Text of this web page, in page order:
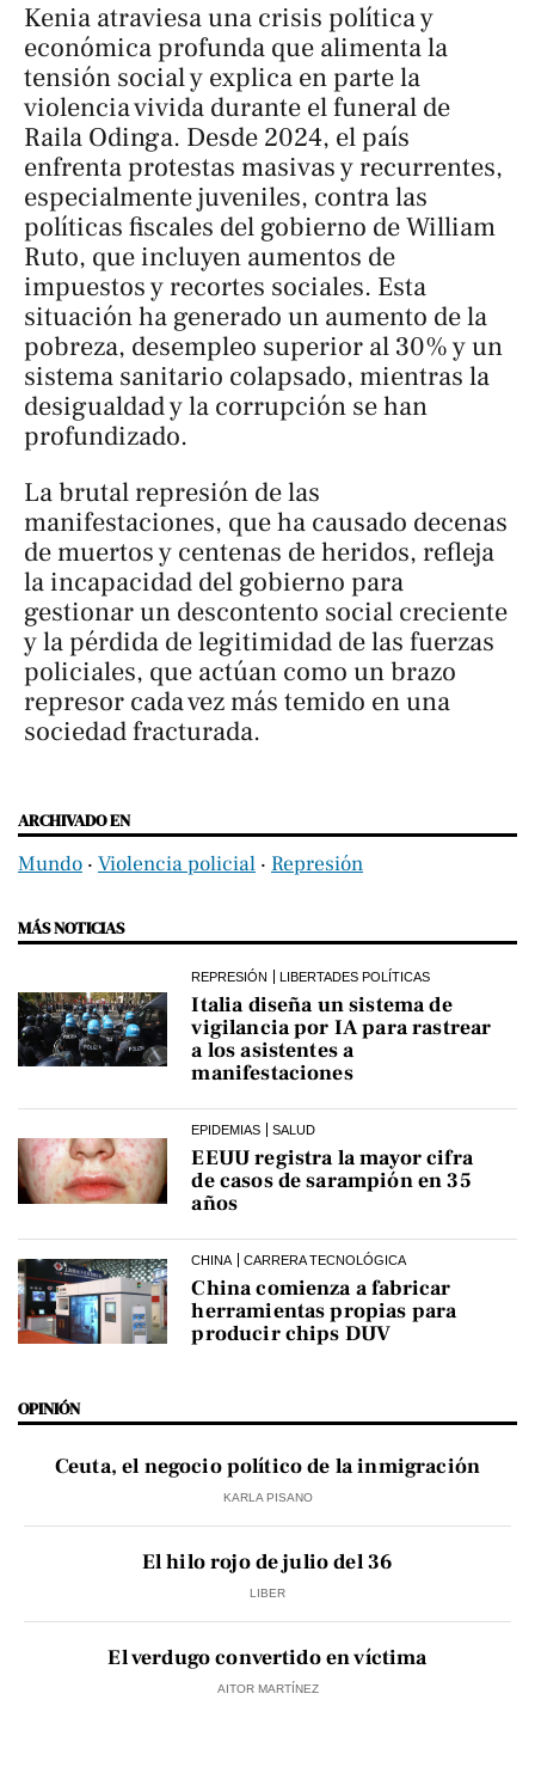
Kenia atraviesa una crisis política y
económica profunda que alimenta la
tensión social y explica en parte la
violencia vivida durante el funeral de
Raila Odinga. Desde 2024, el país
enfrenta protestas masivas y recurrentes,
especialmente juveniles, contra las
políticas fiscales del gobierno de William
Ruto, que incluyen aumentos de
impuestos y recortes sociales. Esta
situación ha generado un aumento de la
pobreza, desempleo superior al 30% y un
sistema sanitario colapsado, mientras la
desigualdad y la corrupción se han
profundizado.
La brutal represión de las
manifestaciones, que ha causado decenas
de muertos y centenas de heridos, refleja
la incapacidad del gobierno para
gestionar un descontento social creciente
y la pérdida de legitimidad de las fuerzas
policiales, que actúan como un brazo
represor cada vez más temido en una
sociedad fracturada.
ARCHIVADO EN
Mundo ‧ Violencia policial ‧ Represión
MÁS NOTICIAS
REPRESIÓN LIBERTADES POLÍTICAS
Italia diseña un sistema de
vigilancia por IA para rastrear
a los asistentes a
manifestaciones
EPIDEMIAS SALUD
EEUU registra la mayor cifra
de casos de sarampión en 35
años
CHINA CARRERA TECNOLÓGICA
China comienza a fabricar
herramientas propias para
producir chips DUV
OPINIÓN
Ceuta, el negocio político de la inmigración
KARLA PISANO
El hilo rojo de julio del 36
LIBER
El verdugo convertido en víctima
AITOR MARTÍNEZ